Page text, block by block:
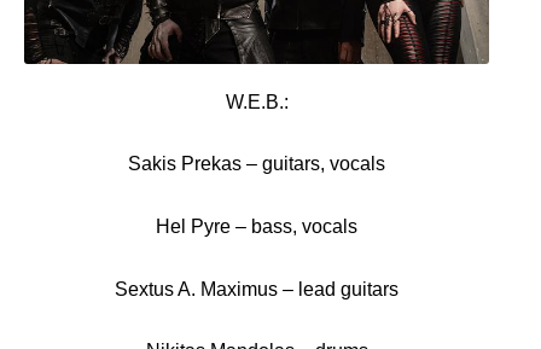
W.E.B.:
Sakis Prekas – guitars, vocals
Hel Pyre – bass, vocals
Sextus A. Maximus – lead guitars